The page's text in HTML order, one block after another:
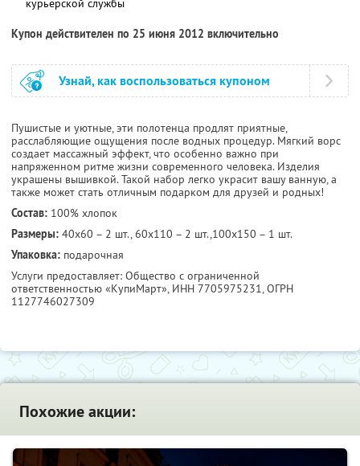
курьерской службы
Купон действителен по 25 июня 2012 включительно
Узнай, как воспользоваться купоном
Пушистые и уютные, эти полотенца продлят приятные,
расслабляющие ощущения после водных процедур. Мягкий ворс
создает массажный эффект, что особенно важно при
напряженном ритме жизни современного человека. Изделия
украшены вышивкой. Такой набор легко украсит вашу ванную, а
также может стать отличным подарком для друзей и родных!
Состав: 100% хлопок
Размеры: 40х60 – 2 шт., 60х110 – 2 шт.,100х150 – 1 шт.
Упаковка: подарочная
Услуги предоставляет: Общество с ограниченной
ответственностью «КупиМарт», ИНН 7705975231, ОГРН
1127746027309
Похожие акции: